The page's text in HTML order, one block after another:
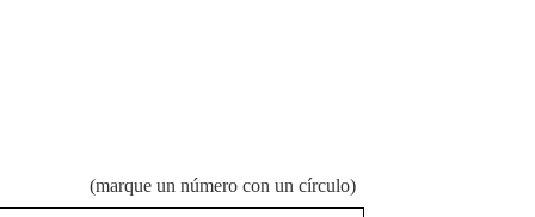
(marque un número con un círculo)